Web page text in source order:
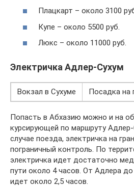
Плацкарт – около 3100
Купе – около 5500 руб.
Люкс – около 11000 руб.
Электричка Адлер-Сухум
Вокзал в Сухуме Посадка на
Попасть в Абхазию можно и на
курсирующей по маршруту
случае поезда, электричка на
пограничный контроль. По
электричка идет достаточно
пути около 4 часов. От Адлера до
идет около 2,5 часов.